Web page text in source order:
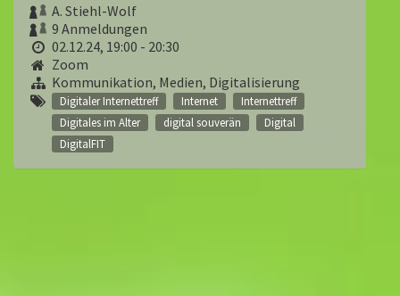
A. Stiehl-Wolf
9 Anmeldungen
02.12.24, 19:00 - 20:30
Zoom
Kommunikation, Medien, Digitalisierung
Digitaler Internettreff Internet
Internettreff
Digitales im Alter
digital souverän
Digital
DigitalFIT